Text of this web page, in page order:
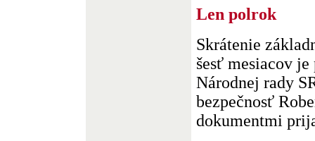
Len polrok
Skrátenie
šesť mesiacov
Národnej rady
bezpečnosť
dokumentmi